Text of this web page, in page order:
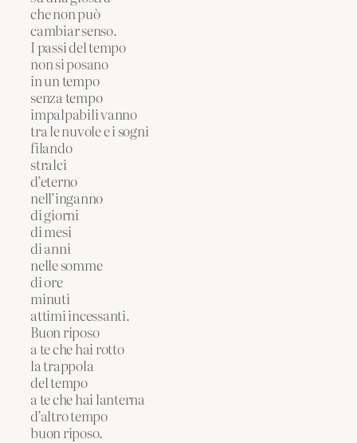
che non può
cambiar senso.
I passi del tempo
non si posano
in un tempo
senza tempo
impalpabili vanno
tra le nuvole e i sogni
filando
stralci
d’eterno
nell’inganno
di giorni
di mesi
di anni
nelle somme
di ore
minuti
attimi incessanti.
Buon riposo
a te che hai rotto
la trappola
del tempo
a te che hai lanterna
d’altro tempo
buon riposo.